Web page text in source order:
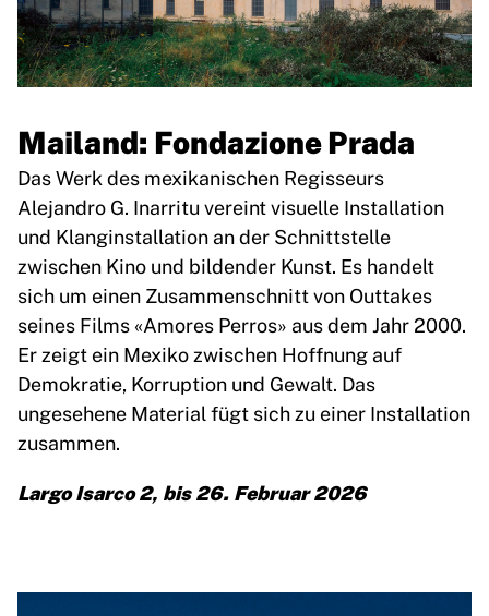
Mailand: Fondazione Prada
Das Werk des mexikanischen Regisseurs
Alejandro G. Inarritu vereint visuelle Installation
und Klanginstallation an der Schnittstelle
zwischen Kino und bildender Kunst. Es handelt
sich um einen Zusammenschnitt von Outtakes
seines Films «Amores Perros» aus dem Jahr 2000.
Er zeigt ein Mexiko zwischen Hoffnung auf
Demokratie, Korruption und Gewalt. Das
ungesehene Material fügt sich zu einer Installation
zusammen.
Largo Isarco 2, bis 26. Februar 2026